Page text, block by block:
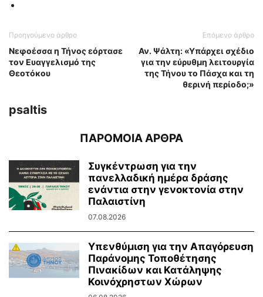
Προηγούμενο άρθρο
Νεφοέσσα η Τήνος εόρτασε
τον Ευαγγελισμό της
Θεοτόκου
Επόμενο άρθρο
Αν. Ψάλτη: «Υπάρχει σχέδιο
για την εύρυθμη λειτουργία
της Τήνου το Πάσχα και τη
θερινή περίοδο;»
psaltis
ΠΑΡΟΜΟΙΑ ΑΡΘΡΑ
Συγκέντρωση για την
πανελλαδική ημέρα δράσης
ενάντια στην γενοκτονία στην
Παλαιστίνη
07.08.2026
Υπενθύμιση για την Απαγόρευση
Παράνομης Τοποθέτησης
Πινακίδων και Κατάληψης
Κοινόχρηστων Χώρων